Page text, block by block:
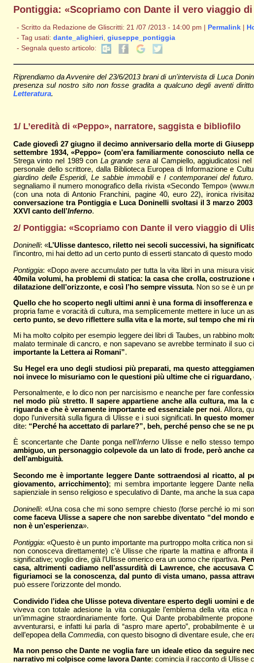
Pontiggia: «Scopriamo con Dante il vero viaggio
- Scritto da Redazione de Gliscritti: 21 /07 /2013 - 14:00 pm | Permalink|
- Tag usati: dante_alighieri giuseppe_pontiggia
- Segnala questo articolo:
Riprendiamo da Avvenire del 23/6/2013 brani di un'intervista di Luca
presenza sul nostro sito non fosse gradita a qualcuno degli aventi
Letteratura.
1/ L’eredità di «Peppo», narratore, saggista e bibliofilo
Cade giovedì 27 giugno il decimo anniversario della morte di
settembre 1934, «Peppo» (com’era familiarmente conosciuto nella
Strega vinto nel 1989 con La grande seraal Campiello, aggiudicatosi nel
personale dello scrittore, dalla Biblioteca Europea di Informazione e
giardino delle Esperidi,Le sabbie immobilie I contemporanei del futuro
segnaliamo il numero monografico della rivista «Secondo Tempo»
(con una nota di Antonio Franchini, pagine 40, euro 22), ironica
conversazione tra Pontiggia e Luca Doninelli svoltasi il 3 marzo
XXVI canto dell’Inferno.
2/ Pontiggia: «Scopriamo con Dante il vero viaggio di
Doninelli: «L’Ulisse dantesco, riletto nei secoli successivi, ha
l’incontro, mi hai detto ad un certo punto di esserti stancato di questo
Pontiggia: «Dopo avere accumulato per tutta la vita libri in una misura
40mila volumi, ha problemi di statica: la casa che crolla,
dilatazione dell’orizzonte, e così l’ho sempre vissuta. Non so se è un
Quello che ho scoperto negli ultimi anni è una forma di insofferenza
propria fame e voracità di cultura, ma semplicemente mettere in luce un
certo punto, se devo riflettere sulla vita e la morte, sul tempo che mi
Mi ha molto colpito per esempio leggere dei libri di Taubes, un rabbino
malato terminale di cancro, e non sapevano se avrebbe terminato il suo
importante la Lettera ai Romani”.
Su Hegel era uno degli studiosi più preparati, ma questo
noi invece lo misuriamo con le questioni più ultime che ci
Personalmente, e lo dico non per narcisismo e neanche per fare
nel modo più stretto. Il sapere appartiene anche alla cultura, ma
riguarda e che è veramente importante ed essenziale per noi. Allora,
dopo l’università sulla figura di Ulisse e i suoi significati. In questo
dite: “Perché ha accettato di parlare?”, beh, perché penso che se ne
È sconcertante che Dante ponga nell’Inferno Ulisse e nello stesso
ambiguo, un personaggio colpevole da un lato di frode, però anche
dell’ambiguità.
Secondo me è importante leggere Dante sottraendosi al ricatto, al
giovamento, arricchimento); mi sembra importante leggere Dante
sapienziale in senso religioso e speculativo di Dante, ma anche la sua
Doninelli: «Una cosa che mi sono sempre chiesto (forse perché io mi
come faceva Ulisse a sapere che non sarebbe diventato “del
non è un’esperienza».
Pontiggia: «Questo è un punto importante ma purtroppo molta critica non
non conosceva direttamente) c’è Ulisse che riparte la mattina e
significative; voglio dire, già l’Ulisse omerico era un uomo che ripartiva.
casa, altrimenti cadiamo nell’assurdità di Lawrence, che
figuriamoci se la conoscenza, dal punto di vista umano, passa
può essere l’orizzonte del mondo.
Condivido l’idea che Ulisse poteva diventare esperto degli uomini e
viveva con totale adesione la vita coniugale l’emblema della vita
un’immagine straordinariamente forte. Qui Dante probabilmente
avventurarsi, e infatti lui parla di “aspro mare aperto”, probabilmente è
dell’epopea della Commedia, con questo bisogno di diventare esule, che
Ma non penso che Dante ne voglia fare un ideale etico da seguire
narrativo mi colpisce come lavora Dante: comincia il racconto di Ulisse